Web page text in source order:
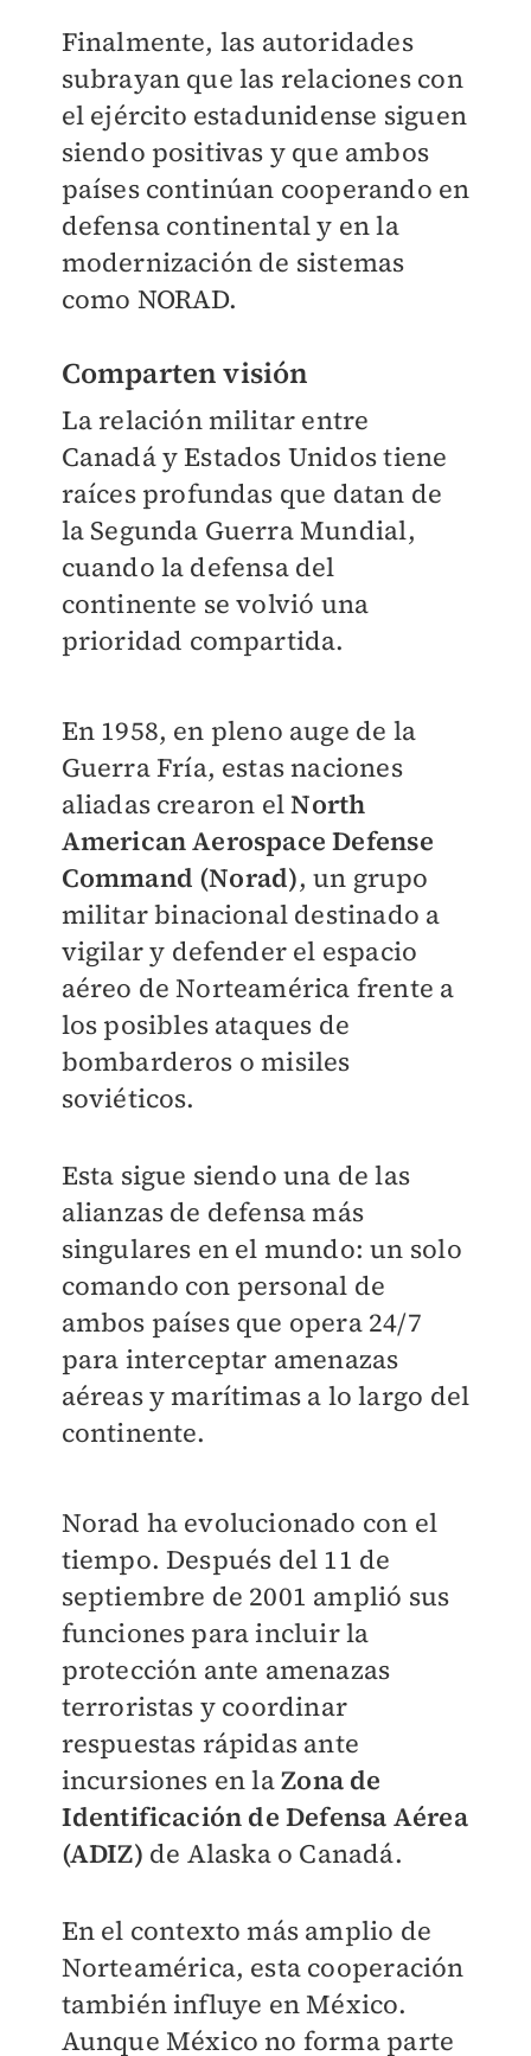
Finalmente, las autoridades
subrayan que las relaciones con
el ejército estadunidense siguen
siendo positivas y que ambos
países continúan cooperando en
defensa continental y en la
modernización de sistemas
como NORAD.
Comparten visión
La relación militar entre
Canadá y Estados Unidos tiene
raíces profundas que datan de
la Segunda Guerra Mundial,
cuando la defensa del
continente se volvió una
prioridad compartida.
En 1958, en pleno auge de la
Guerra Fría, estas naciones
aliadas crearon elNorth
American Aerospace Defense
Command (Norad), un grupo
militar binacional destinado a
vigilar y defender el espacio
aéreo de Norteamérica frente a
los posibles ataques de
bombarderos o misiles
soviéticos.
Esta sigue siendo una de las
alianzas de defensa más
singulares en el mundo: un solo
comando con personal de
ambos países que opera 24/7
para interceptar amenazas
aéreas y marítimas a lo largo del
continente.
Norad ha evolucionado con el
tiempo. Después del 11 de
septiembre de 2001 amplió sus
funciones para incluir la
protección ante amenazas
terroristas y coordinar
respuestas rápidas ante
incursiones en laZona de
Identificación de Defensa Aérea
(ADIZ) de Alaska o Canadá.
En el contexto más amplio de
Norteamérica, esta cooperación
también influye en México.
Aunque México no forma parte